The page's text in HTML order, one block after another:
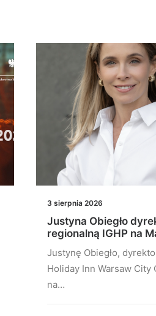
3 sierpnia 2026
Justyna Obiegło
regionalną IGHP na
Justynę Obiegło,
Holiday Inn Warsaw City
na…